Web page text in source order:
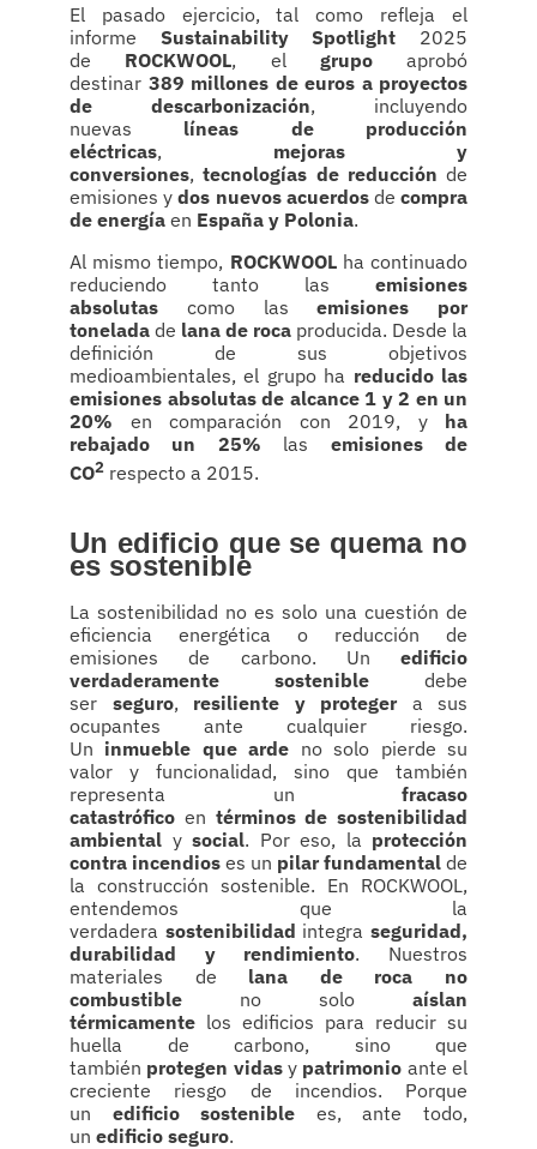
El pasado ejercicio, tal como refleja el
informe Sustainability Spotlight 2025
de ROCKWOOL, el grupo aprobó
destinar 389 millones de euros a proyectos
de descarbonización, incluyendo
nuevas líneas de producción
eléctricas, mejoras y
conversiones,tecnologías de reducción de
emisiones ydos nuevos acuerdosdecompra
de energía en España y Polonia.
Al mismo tiempo, ROCKWOOLha continuado
reduciendo tanto las emisiones
absolutas como lasemisiones por
tonelada de lana de roca producida. Desde la
definición de sus objetivos
medioambientales, el grupo ha reducido las
emisiones absolutas de alcance 1 y 2 en un
20% en comparación con 2019, y ha
rebajado un 25% las emisiones de
CO2 respecto a 2015.
Un edificio que se quema no
es sostenible
La sostenibilidad no es solo una cuestión de
eficiencia energética o reducción de
emisiones de carbono. Un edificio
verdaderamente sostenible debe
ser seguro, resiliente y proteger a sus
ocupantes ante cualquier riesgo.
Un inmueble que arde no solo pierde su
valor y funcionalidad, sino que también
representa un fracaso
catastrófico en términos de sostenibilidad
ambiental y social. Por eso, la protección
contra incendios es un pilar fundamental de
la construcción sostenible. En ROCKWOOL,
entendemos que la
verdadera sostenibilidad integraseguridad,
durabilidad y rendimiento. Nuestros
materiales de lana de roca no
combustible no solo aíslan
térmicamente los edificios para reducir su
huella de carbono, sino que
también protegen vidasy patrimonio ante el
creciente riesgo de incendios. Porque
un edificio sostenible es, ante todo,
un edificio seguro.